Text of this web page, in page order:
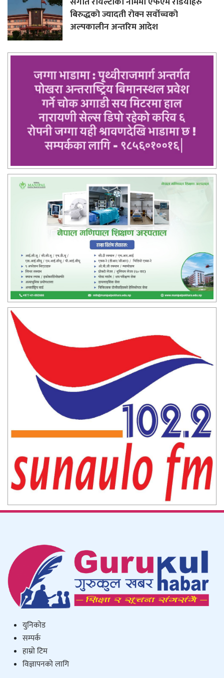
बिरुद्धको ज्यादती रोक्न सर्वोच्चको
अल्पकालीन अन्तरिम आदेश
युनिकाेड
सम्पर्क
हाम्राे टिम
विज्ञापनको लागि